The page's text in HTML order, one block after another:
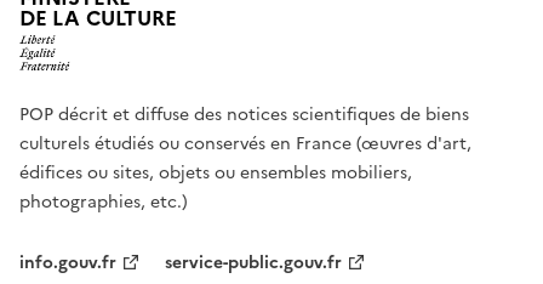
DE LA CULTURE
POP décrit et diffuse des notices scientifiques de biens
culturels étudiés ou conservés en France (œuvres d'art,
édifices ou sites, objets ou ensembles mobiliers,
photographies, etc.)
info.gouv.fr service-public.gouv.fr